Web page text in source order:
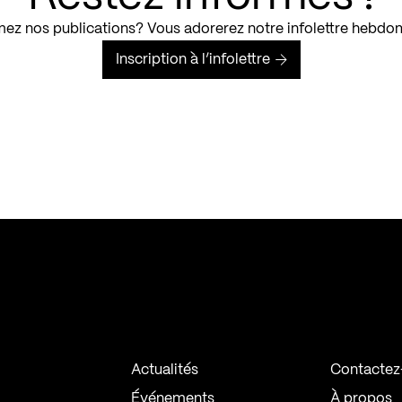
nos publications? Vous adorerez notre infolettre
Inscription à l’infolettre
Actualités
Événements À propos